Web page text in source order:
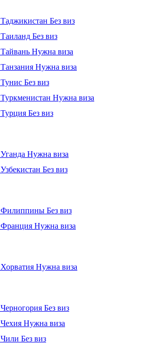
Таджикистан Без виз
Таиланд Без виз
Тайвань Нужна виза
Танзания Нужна виза
Тунис Без виз
Туркменистан Нужна виза
Турция Без виз
Уганда Нужна виза
Узбекистан Без виз
Филиппины Без виз
Франция Нужна виза
Хорватия Нужна виза
Черногория Без виз
Чехия Нужна виза
Чили Без виз